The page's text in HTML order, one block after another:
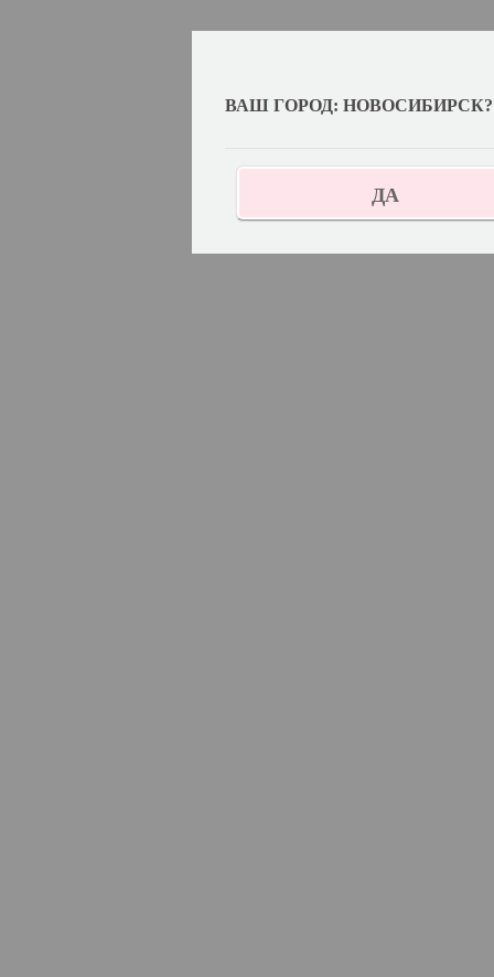
ВАШ ГОРОД: НОВОСИБИРСК?
ДА